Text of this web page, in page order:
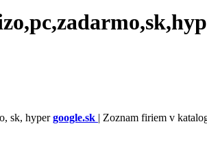
sk, hypergoogle.sk | Zoznam firiem v